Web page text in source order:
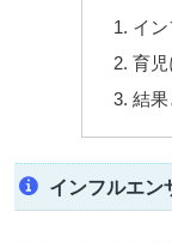
イ
育児
結果
インフルエン